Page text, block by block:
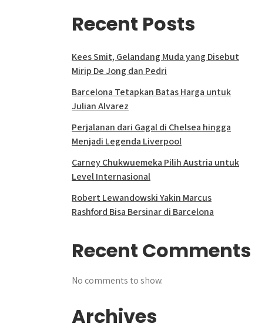
Recent Posts
Kees Smit, Gelandang Muda yang Disebut
Mirip De Jong dan Pedri
Barcelona Tetapkan Batas Harga untuk
Julian Alvarez
Perjalanan dari Gagal di Chelsea hingga
Menjadi Legenda Liverpool
Carney Chukwuemeka Pilih Austria untuk
Level Internasional
Robert Lewandowski Yakin Marcus
Rashford Bisa Bersinar di Barcelona
Recent Comments
No comments to show.
Archives